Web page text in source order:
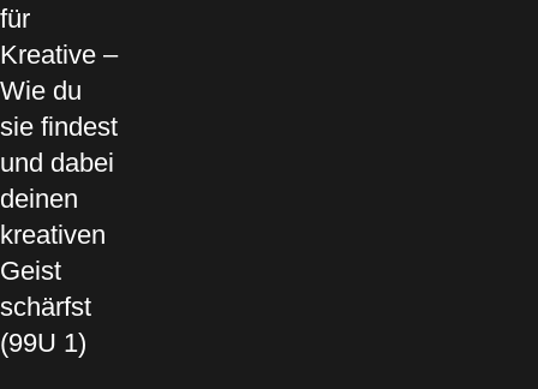
für
Kreative –
Wie du
sie findest
und dabei
deinen
kreativen
Geist
schärfst
(99U 1)